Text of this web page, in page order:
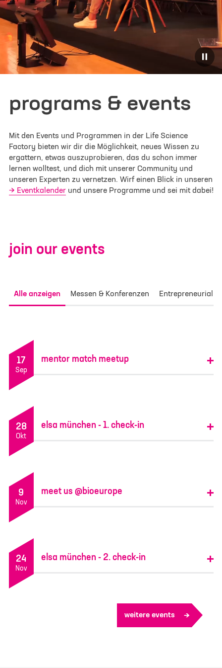
programs & events
Mit den Events und Programmen in der Life Science
Factory bieten wir dir die Möglichkeit, neues Wissen zu
ergattern, etwas auszuprobieren, das du schon immer
lernen wolltest, und dich mit unserer Community und
unseren Experten zu vernetzen. Wirf einen Blick in unseren
Eventkalenderund unsere Programme und sei mit dabei!
join our events
Alle anzeigen Messen & Konferenzen Entrepreneurial
17
Sep
mentor match meetup
28
Okt
elsa münchen - 1. check-in
9
Nov
meet us @bioeurope
24
Nov
elsa münchen - 2. check-in
weitere events
Ja, ich möchte von der Life Science Factory
Marketinginformationen auf Basis meiner
persönlichen Interessen erhalten und erteile die
hier im Detail beschriebene Einwilligung
zur Kontaktaufnahme und für Rückfragen
gespeichert werden.
Bitte beachte: Die Bestätigung kann einen Moment
dauern. Vielen Dank für deine Geduld! Falls es zu
Problemen bei der Anmeldung kommt, meldet euch
gern an unter info@lifescience-factory.com.
kontaktformular
Vorname
Telefon